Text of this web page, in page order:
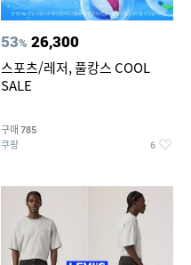
53% 26,300
스포츠/레저, 풀캉스 COOL
SALE
구매 785
쿠팡 6